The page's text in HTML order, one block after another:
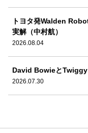
トヨタ発Walden
実解（中村航）
2026.08.04
David BowieとTwiggy
2026.07.30